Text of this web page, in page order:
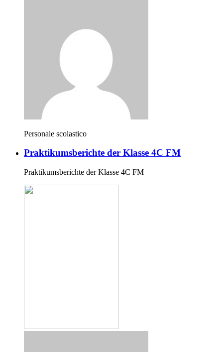
Personale scolastico
Praktikumsberichte der Klasse 4C FM
Praktikumsberichte der Klasse 4C FM